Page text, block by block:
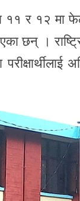
र १२ मा फेल
छन् ।